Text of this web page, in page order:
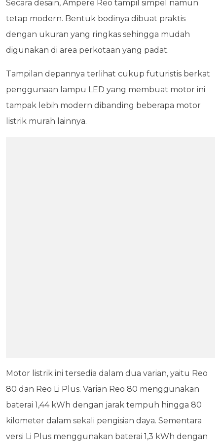
Secara desain, Ampere Reo tampil simpel namun
tetap modern. Bentuk bodinya dibuat praktis
dengan ukuran yang ringkas sehingga mudah
digunakan di area perkotaan yang padat.
Tampilan depannya terlihat cukup futuristis berkat
penggunaan lampu LED yang membuat motor ini
tampak lebih modern dibanding beberapa motor
listrik murah lainnya.
Motor listrik ini tersedia dalam dua varian, yaitu Reo
80 dan Reo Li Plus. Varian Reo 80 menggunakan
baterai 1,44 kWh dengan jarak tempuh hingga 80
kilometer dalam sekali pengisian daya. Sementara
versi Li Plus menggunakan baterai 1,3 kWh dengan